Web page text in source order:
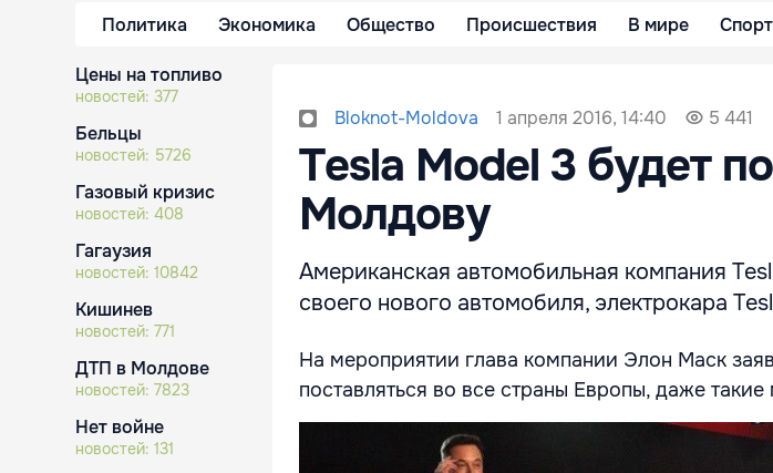
Политика Экономика Общество Происшествия В мире Спорт
Цены на топливо
новостей: 377
Бельцы
новостей: 5726
Газовый кризис
новостей: 408
Гагаузия
новостей: 10842
Кишинев
новостей: 771
ДТП в Молдове
новостей: 7823
Нет войне
новостей: 131
Bloknot-Moldova 1 апреля 2016, 14:40 5 441
Tesla Model 3 будет
Молдову
Американская автомобильная компания
своего нового автомобиля, электрокара
На мероприятии глава компании Элон Маск
поставляться во все страны Европы, даже